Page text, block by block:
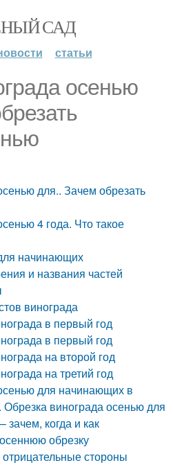
САД
статьи
осенью
для.. Зачем обрезать
4 года. Что такое
начинающих
и названия частей
винограда
в первый год
в первый год
на второй год
на третий год
для начинающих в
Обрезка винограда осенью для
когда и как
обрезку
стороны